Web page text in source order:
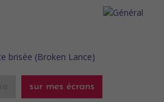
sur mes écrans